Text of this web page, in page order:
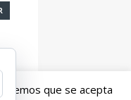
que se acepta